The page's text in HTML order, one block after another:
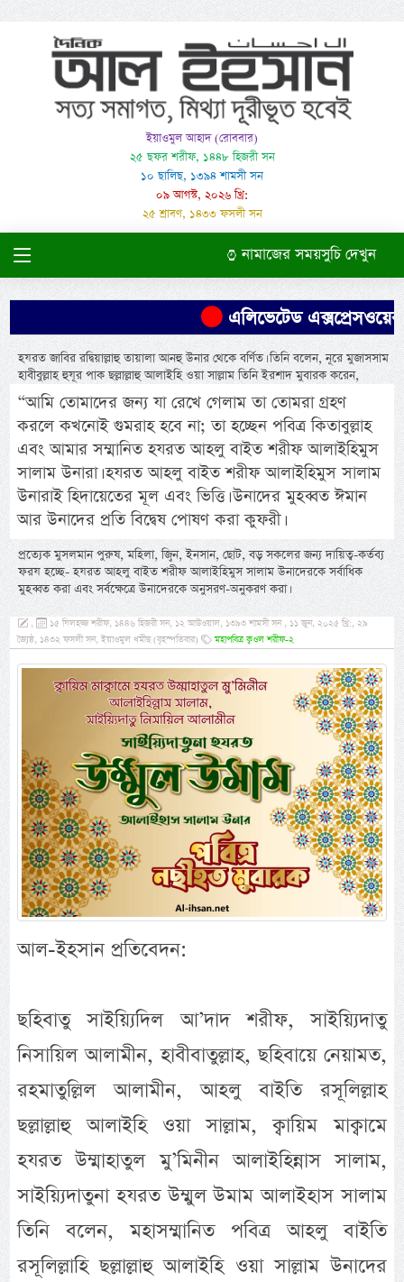
ইয়াওমুল আহাদ (রোববার)
২৫ ছফর শরীফ, ১৪৪৮ হিজরী সন
১০ ছালিছ, ১৩৯৪ শামসী সন
০৯ আগস্ট, ২০২৬ খ্রি:
২৫ শ্রাবণ, ১৪৩৩ ফসলী সন
নামাজের সময়সুচি দেখুন
এলিভেটেড এক্সপ্রেসওয়ের
হযরত জাবির রদ্বিয়াল্লাহু তায়ালা আনহু উনার থেকে বর্ণিত। তিনি বলেন, নূরে মুজাসসাম
হাবীবুল্লাহ হুযূর পাক ছল্লাল্লাহু আলাইহি ওয়া সাল্লাম তিনি ইরশাদ মুবারক করেন,
“আমি তোমাদের জন্য যা রেখে গেলাম তা তোমরা গ্রহণ
করলে কখনোই গুমরাহ হবে না; তা হচ্ছেন পবিত্র কিতাবুল্লাহ
এবং আমার সম্মানিত হযরত আহলু বাইত শরীফ আলাইহিমুস
সালাম উনারা। হযরত আহলু বাইত শরীফ আলাইহিমুস সালাম
উনারাই হিদায়েতের মূল এবং ভিত্তি। উনাদের মুহব্বত ঈমান
আর উনাদের প্রতি বিদ্বেষ পোষণ করা কুফরী।
প্রত্যেক মুসলমান পুরুষ, মহিলা, জ্বিন, ইনসান, ছোট, বড় সকলের জন্য দায়িত্ব-কর্তব্য
ফরয হচ্ছে- হযরত আহলু বাইত শরীফ আলাইহিমুস সালাম উনাদেরকে সর্বাধিক
মুহব্বত করা এবং সর্বক্ষেত্রে উনাদেরকে অনুসরণ-অনুকরণ করা।
,
১৫ যিলহজ্জ শরীফ, ১৪৪৬ হিজরী সন, ১২ আউওয়াল, ১৩৯৩ শামসী সন , ১১ জুন, ২০২৫ খ্রি:, ২৯
জ্যৈষ্ঠ, ১৪৩২ ফসলী সন, ইয়াওমুল খমীছ (বৃহস্পতিবার)
মহাপবিত্র ক্বওল শরীফ-২
আল-ইহসান প্রতিবেদন:
ছহিবাতু সাইয়্যিদিল আ’দাদ শরীফ, সাইয়্যিদাতু
নিসায়িল আলামীন, হাবীবাতুল্লাহ, ছহিবায়ে নেয়ামত,
রহমাতুল্লিল আলামীন, আহলু বাইতি রসূলিল্লাহ
ছল্লাল্লাহু আলাইহি ওয়া সাল্লাম, ক্বায়িম মাক্বামে
হযরত উম্মাহাতুল মু’মিনীন আলাইহিন্নাস সালাম,
সাইয়্যিদাতুনা হযরত উম্মুল উমাম আলাইহাস সালাম
তিনি বলেন, মহাসম্মানিত পবিত্র আহলু বাইতি
রসূলিল্লাহি ছল্লাল্লাহু আলাইহি ওয়া সাল্লাম উনাদের